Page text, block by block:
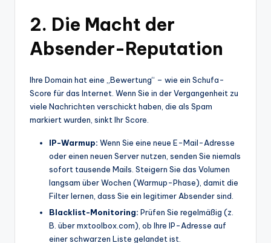
2. Die Macht der
Absender-Reputation
Ihre Domain hat eine „Bewertung“ – wie ein Schufa-
Score für das Internet. Wenn Sie in der Vergangenheit zu
viele Nachrichten verschickt haben, die als Spam
markiert wurden, sinkt Ihr Score.
IP-Warmup: Wenn Sie eine neue E-Mail-Adresse
oder einen neuen Server nutzen, senden Sie niemals
sofort tausende Mails. Steigern Sie das Volumen
langsam über Wochen (Warmup-Phase), damit die
Filter lernen, dass Sie ein legitimer Absender sind.
Blacklist-Monitoring: Prüfen Sie regelmäßig (z.
B. über mxtoolbox.com), ob Ihre IP-Adresse auf
einer schwarzen Liste gelandet ist.